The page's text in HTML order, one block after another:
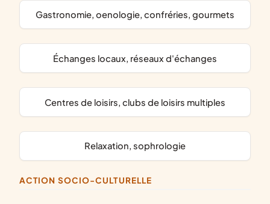
gastronomie, oenologie, confréries, gourmets
échanges locaux, réseaux d'échanges
centres de loisirs, clubs de loisirs multiples
relaxation, sophrologie
ACTION SOCIO-CULTURELLE